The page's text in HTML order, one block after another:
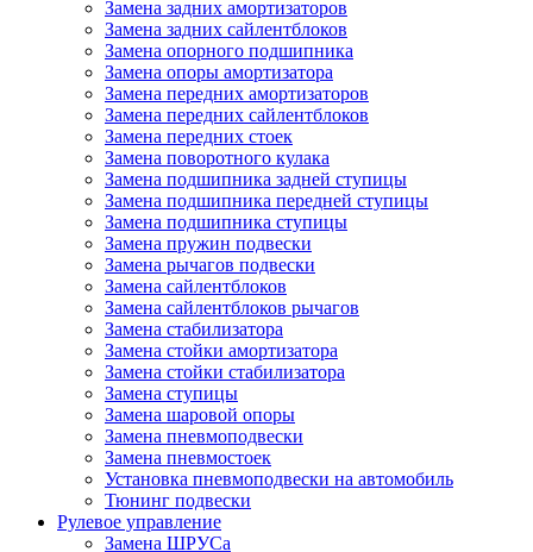
Замена задних амортизаторов
Замена задних сайлентблоков
Замена опорного подшипника
Замена опоры амортизатора
Замена передних амортизаторов
Замена передних сайлентблоков
Замена передних стоек
Замена поворотного кулака
Замена подшипника задней ступицы
Замена подшипника передней ступицы
Замена подшипника ступицы
Замена пружин подвески
Замена рычагов подвески
Замена сайлентблоков
Замена сайлентблоков рычагов
Замена стабилизатора
Замена стойки амортизатора
Замена стойки стабилизатора
Замена ступицы
Замена шаровой опоры
Замена пневмоподвески
Замена пневмостоек
Установка пневмоподвески на автомобиль
Тюнинг подвески
Рулевое управление
Замена ШРУСа